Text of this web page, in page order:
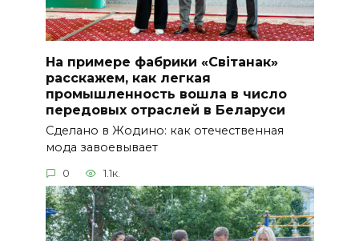
На примере фабрики «Світанак»
расскажем, как легкая
промышленность вошла в число
передовых отраслей в Беларуси
Сделано в Жодино: как отечественная
мода завоевывает
0 1.1к.